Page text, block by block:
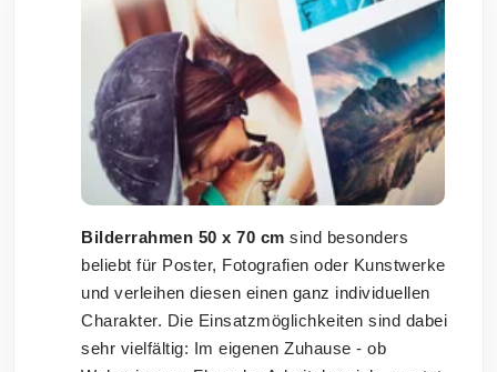
Bilderrahmen 50 x 70 cm sind besonders
beliebt für Poster, Fotografien oder Kunstwerke
und verleihen diesen einen ganz individuellen
Charakter. Die Einsatzmöglichkeiten sind dabei
sehr vielfältig: Im eigenen Zuhause - ob